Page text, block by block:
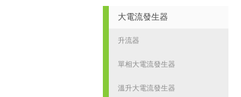
大電流發生器
升流器
單相大電流發生器
溫升大電流發生器